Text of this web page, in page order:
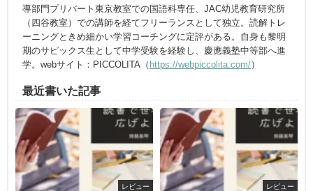
導部門プリバート東京教室での国語科専任、JAC幼児教育研究所
（四谷教室）での講師を経てフリーランスとして独立。読解トレ
ーニングときめ細かい学習コーチングに定評がある。自身も黎明
期のサピックス生として中学受験を経験し、慶應義塾中等部へ進
学。webサイト：PICCOLITA（ https://webpiccolita.com/）
最近書いた記事
レビュー レビュー